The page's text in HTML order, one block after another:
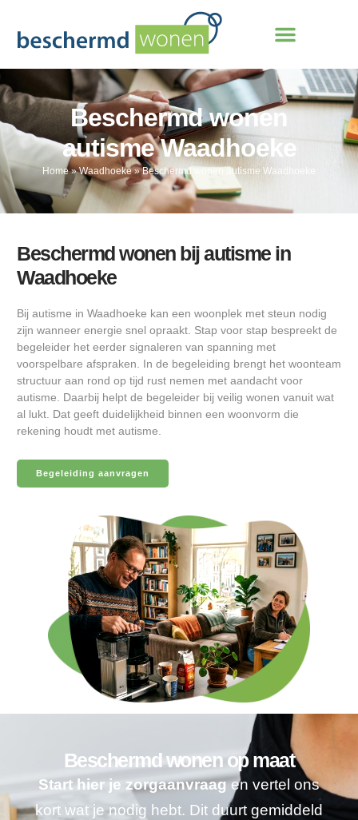
Beschermd wonen
autisme Waadhoeke
Home»Waadhoeke»Beschermd wonen autisme Waadhoeke
Beschermd wonen bij autisme in
Waadhoeke
Bij autisme in Waadhoeke kan een woonplek met steun nodig
zijn wanneer energie snel opraakt. Stap voor stap bespreekt de
begeleider het eerder signaleren van spanning met
voorspelbare afspraken. In de begeleiding brengt het woonteam
structuur aan rond op tijd rust nemen met aandacht voor
autisme. Daarbij helpt de begeleider bij veilig wonen vanuit wat
al lukt. Dat geeft duidelijkheid binnen een woonvorm die
rekening houdt met autisme.
Begeleiding aanvragen
Beschermd wonen op maat
Start hier je zorgaanvraagen vertel ons
kort wat je nodig hebt. Dit duurt gemiddeld